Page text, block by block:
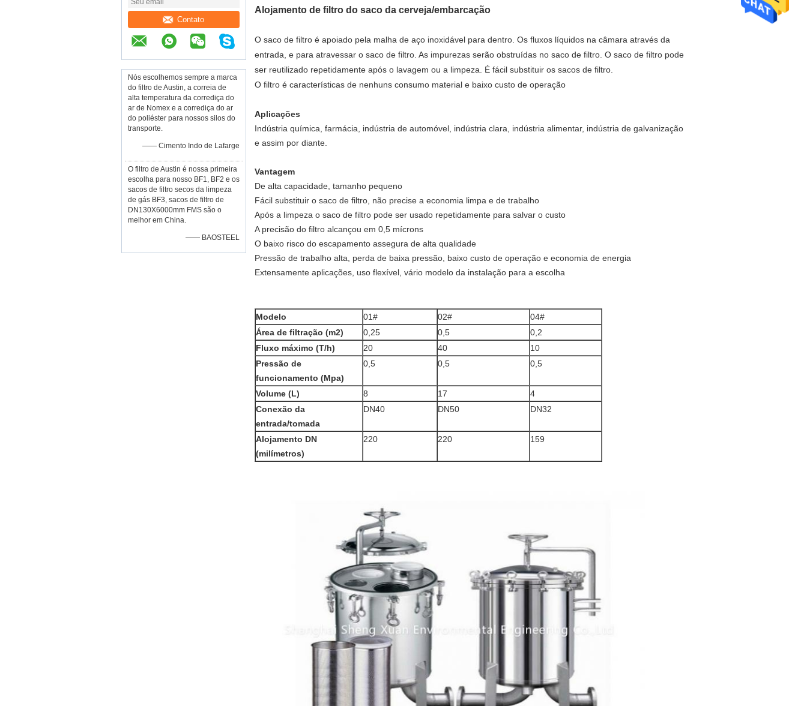
Contato
Nós escolhemos sempre a marca
do filtro de Austin, a correia de
alta temperatura da corrediça do
ar de Nomex e a corrediça do ar
do poliéster para nossos silos do
transporte.
—— Cimento Indo de Lafarge
O filtro de Austin é nossa primeira
escolha para nosso BF1, BF2 e os
sacos de filtro secos da limpeza
de gás BF3, sacos de filtro de
DN130X6000mm FMS são o
melhor em China.
—— BAOSTEEL
Alojamento de filtro do saco da cerveja/embarcação
O saco de filtro é apoiado pela malha de aço inoxidável para dentro. Os fluxos líquidos na câmara através da
entrada, e para atravessar o saco de filtro. As impurezas serão obstruídas no saco de filtro. O saco de filtro pode
ser reutilizado repetidamente após o lavagem ou a limpeza. É fácil substituir os sacos de filtro.
O filtro é características de nenhuns consumo material e baixo custo de operação
Aplicações
Indústria química, farmácia, indústria de automóvel, indústria clara, indústria alimentar, indústria de galvanização
e assim por diante.
Vantagem
De alta capacidade, tamanho pequeno
Fácil substituir o saco de filtro, não precise a economia limpa e de trabalho
Após a limpeza o saco de filtro pode ser usado repetidamente para salvar o custo
A precisão do filtro alcançou em 0,5 mícrons
O baixo risco do escapamento assegura de alta qualidade
Pressão de trabalho alta, perda de baixa pressão, baixo custo de operação e economia de energia
Extensamente aplicações, uso flexível, vário modelo da instalação para a escolha
Modelo 01# 02#
04#
Área de filtração (m2)
0,25 0,5
0,2
Fluxo máximo (T/h)
20 40
10
Pressão de
funcionamento (Mpa)
0,5 0,5 0,5
Volume (L) 8 17
4
Conexão da
entrada/tomada
DN40 DN50 DN32
Alojamento DN
(milímetros)
220 220 159